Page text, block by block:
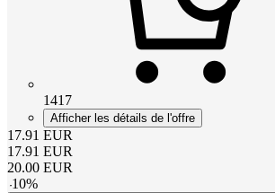
1417
Afficher les détails de l'offre
17.91 EUR
17.91 EUR
20.00 EUR
-10%